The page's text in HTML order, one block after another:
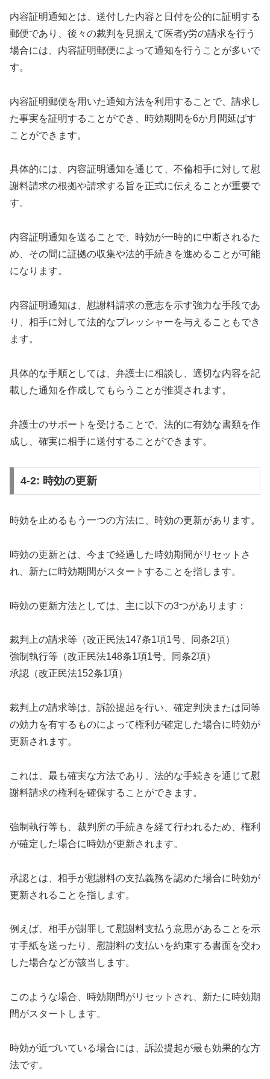
内容証明通知とは、送付した内容と日付を公的に証明する
郵便であり、後々の裁判を見据えて医者y労の請求を行う
場合には、内容証明郵便によって通知を行うことが多いで
す。
内容証明郵便を用いた通知方法を利用することで、請求し
た事実を証明することができ、時効期間を6か月間延ばす
ことができます。
具体的には、内容証明通知を通じて、不倫相手に対して慰
謝料請求の根拠や請求する旨を正式に伝えることが重要で
す。
内容証明通知を送ることで、時効が一時的に中断されるた
め、その間に証拠の収集や法的手続きを進めることが可能
になります。
内容証明通知は、慰謝料請求の意志を示す強力な手段であ
り、相手に対して法的なプレッシャーを与えることもでき
ます。
具体的な手順としては、弁護士に相談し、適切な内容を記
載した通知を作成してもらうことが推奨されます。
弁護士のサポートを受けることで、法的に有効な書類を作
成し、確実に相手に送付することができます。
4-2: 時効の更新
時効を止めるもう一つの方法に、時効の更新があります。
時効の更新とは、今まで経過した時効期間がリセットさ
れ、新たに時効期間がスタートすることを指します。
時効の更新方法としては、主に以下の3つがあります：
裁判上の請求等（改正民法147条1項1号、同条2項）
強制執行等（改正民法148条1項1号、同条2項）
承認（改正民法152条1項）
裁判上の請求等は、訴訟提起を行い、確定判決または同等
の効力を有するものによって権利が確定した場合に時効が
更新されます。
これは、最も確実な方法であり、法的な手続きを通じて慰
謝料請求の権利を確保することができます。
強制執行等も、裁判所の手続きを経て行われるため、権利
が確定した場合に時効が更新されます。
承認とは、相手が慰謝料の支払義務を認めた場合に時効が
更新されることを指します。
例えば、相手が謝罪して慰謝料支払う意思があることを示
す手紙を送ったり、慰謝料の支払いを約束する書面を交わ
した場合などが該当します。
このような場合、時効期間がリセットされ、新たに時効期
間がスタートします。
時効が近づいている場合には、訴訟提起が最も効果的な方
法です。